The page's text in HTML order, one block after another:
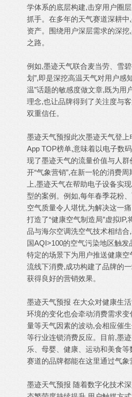
学体系的底层构建,击穿用户圈
抓手。在多年的天气赛道深耕
资产。围绕用户深层需求的深
之路。
例如,墨迹天气联合麦当劳、雪
划”,即是深挖高温天气对用户感
温”话题的敏感度做文章,既为用
理念,也让品牌得到了关注度与
双重信任。
墨迹天气预报此次墨迹天气登
App TOP榜单,意味着以电子数
现了墨迹天气的流量价值与人
开“气象营销”,在新一轮的消费
上,墨迹天气在帮助电子设备实
型的案例。例如,每年春季花粉
空气质量令人堪忧,为解决这一
打造了“健康空气制造局”虚拟
品与海尔空调洗空气技术相结
国AQI>100的空气污染地区触
特定的场景下为用户推送健康空
流线下消费,成功构建了品牌的
获得良好的营销效果。
墨迹天气预报 在大众对健康生
环境的变化也会牵动消费需求
量等天气因素的波动,会相应催
等行业连锁消费反应。目前,墨
乐、母婴、健康、运动和美食
赛道的品牌都能在这里通过气象
墨迹天气预报 随着数字化技术